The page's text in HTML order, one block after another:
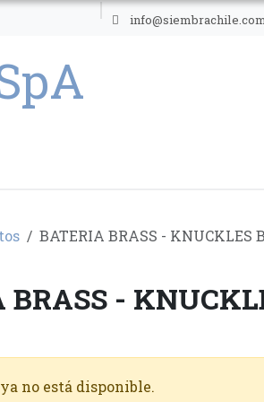
BATERIA BRASS - KNUCKLES
BRASS -
no está disponible.